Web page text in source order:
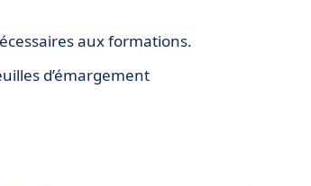
aux formations.
d’émargement